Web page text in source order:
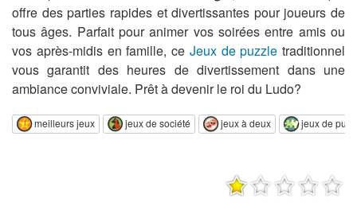
offre des parties rapides et divertissantes pour joueurs de
tous âges. Parfait pour animer vos soirées entre amis ou
vos après-midis en famille, ce Jeux de puzzle traditionnel
vous garantit des heures de divertissement dans une
ambiance conviviale. Prêt à devenir le roi du Ludo?
meilleurs jeux jeux de société jeux à deux jeux de